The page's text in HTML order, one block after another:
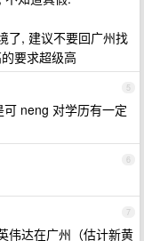
了, 建议不要回广州找
要求超级高
5
neng 对学历有一定
6
7
伟达在广州（估计新黄